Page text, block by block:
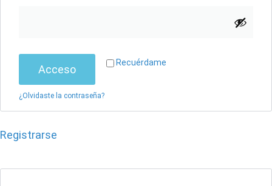
Recuérdame
Acceso
¿Olvidaste la contraseña?
Registrarse